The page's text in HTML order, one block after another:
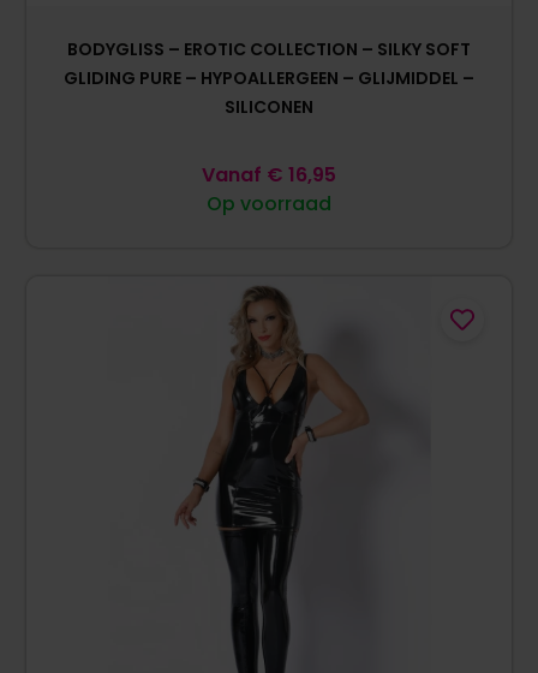
BODYGLISS – EROTIC COLLECTION – SILKY SOFT
GLIDING PURE – HYPOALLERGEEN – GLIJMIDDEL –
SILICONEN
Op voorraad
Vanaf € 16,95